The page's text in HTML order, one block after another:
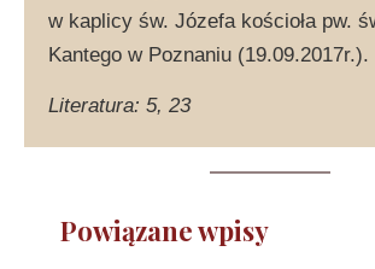
w kaplicy św. Józefa kościoła pw.
Kantego w Poznaniu (19.09.2017r.).
Literatura: 5, 23
Powiązane wpisy